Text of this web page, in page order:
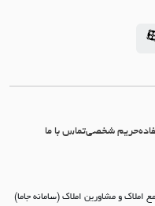
لینکداین
جاما در تلگرام
سامانه جاما در آپارات
حریم شخصیتماس با ما